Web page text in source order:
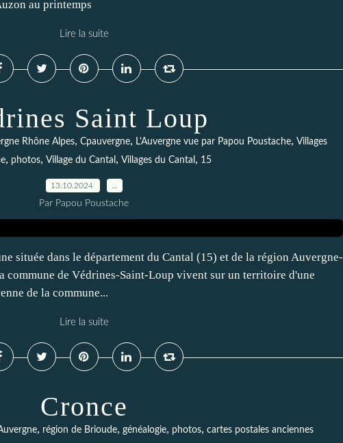
au printemps
Lire la suite
Saint Loup
Rhône Alpes, Cpauvergne, L'Auvergne vue par Papou Poustache, Villages
, photos, Village du Cantal , Villages du Cantal , 15
13.10.2024
Par Papou Poustache
située dans le département du Cantal (15) et de la région Auvergne-
commune de Védrines-Saint-Loup vivent sur un territoire d'une
de la commune...
Lire la suite
Cronce
, région de Brioude, généalogie, photos, cartes postales anciennes